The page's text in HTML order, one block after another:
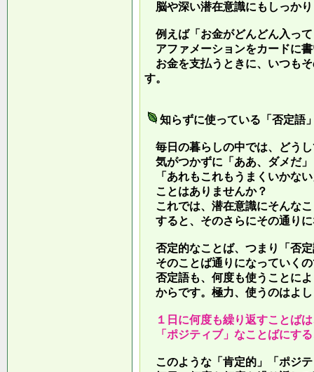
脳や深い潜在意識にもしっか
例えば「お金がどんどん入っ
アファメーションをカードに
お金を支払うときに、いつも
す。
知らずに使っている「否定語
毎日の暮らしの中では、どう
気がつかずに「ああ、ダメだ
「あれもこれもうまくいかな
ことはありませんか？
これでは、潜在意識にそんな
すると、そのさらにその通り
否定的なことば、つまり「否
そのことば通りになっていく
否定語も、何度も使うことに
からです。極力、使うのはよ
１日に何度も繰り返すことば
「ポジティブ」なことばにす
このような「肯定的」「ポジ